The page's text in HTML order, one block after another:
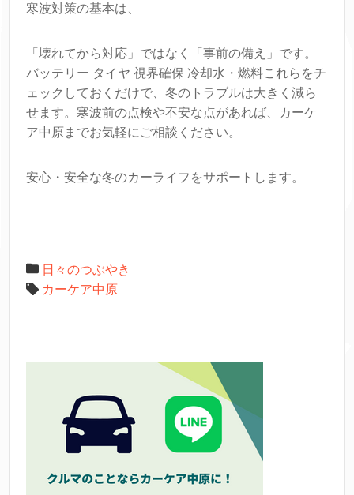
寒波対策の基本は、
「壊れてから対応」ではなく「事前の備え」です。
バッテリー タイヤ 視界確保 冷却水・燃料これらをチ
ェックしておくだけで、冬のトラブルは大きく減ら
せます。寒波前の点検や不安な点があれば、カーケ
ア中原までお気軽にご相談ください。
安心・安全な冬のカーライフをサポートします。
日々のつぶやき
カーケア中原